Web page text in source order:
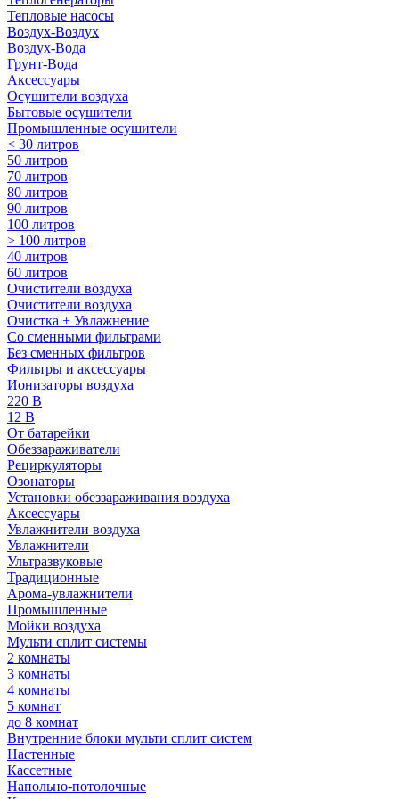
Тепловые насосы
Воздух-Воздух
Воздух-Вода
Грунт-Вода
Аксессуары
Осушители воздуха
Бытовые осушители
Промышленные осушители
< 30 литров
50 литров
70 литров
80 литров
90 литров
100 литров
> 100 литров
40 литров
60 литров
Очистители воздуха
Очистители воздуха
Очистка + Увлажнение
Cо сменными фильтрами
Без сменных фильтров
Фильтры и аксессуары
Ионизаторы воздуха
220 В
12 В
От батарейки
Обеззараживатели
Рециркуляторы
Озонаторы
Установки обеззараживания воздуха
Аксессуары
Увлажнители воздуха
Увлажнители
Ультразвуковые
Традиционные
Арома-увлажнители
Промышленные
Мойки воздуха
Мульти сплит системы
2 комнаты
3 комнаты
4 комнаты
5 комнат
до 8 комнат
Внутренние блоки мульти сплит систем
Настенные
Кассетные
Напольно-потолочные